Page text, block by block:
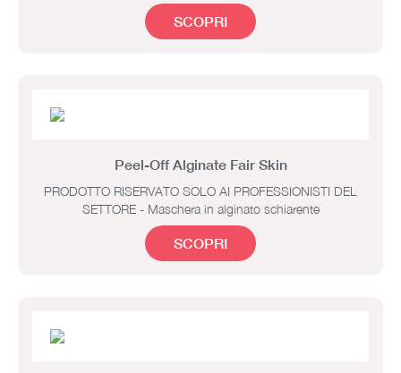
SCOPRI
Peel-Off Alginate Fair Skin
PRODOTTO RISERVATO SOLO AI PROFESSIONISTI DEL
SETTORE - Maschera in alginato schiarente
SCOPRI